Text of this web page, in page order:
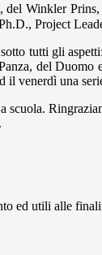
delWinkler
Project
tutti gli
del
venerdì una
scuola.
ed utili alle